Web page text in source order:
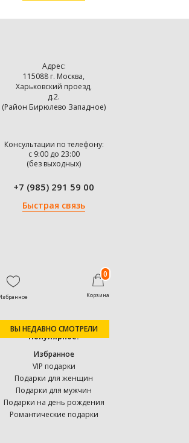
Адрес:
115088 г. Москва,
Харьковский проезд,
д.2.
(Район Бирюлево Западное)
Консультации по телефону:
с 9:00 до 23:00
(без выходных)
+7 (985) 291 59 00
Быстрая связь
Популярное:
Избранное
VIP подарки
Подарки для женщин
Подарки для мужчин
Подарки на день рождения
Романтические подарки
0
Корзина
ВЫ НЕДАВНО СМОТРЕЛИ